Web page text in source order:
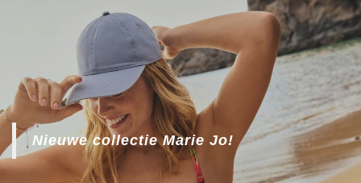
Nieuwe collectie Marie Jo!